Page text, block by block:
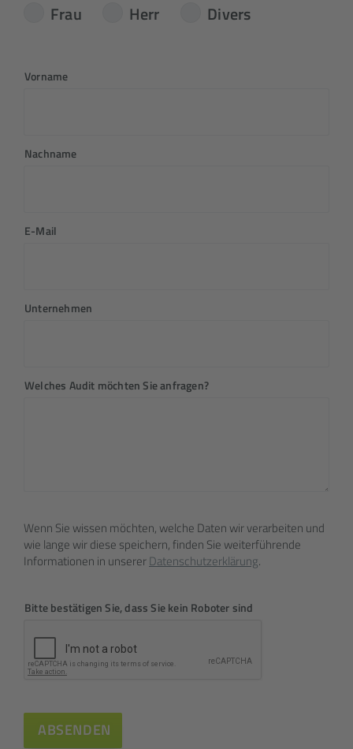
Frau Herr Divers
Vorname
Nachname
E-Mail
Unternehmen
Welches Audit möchten Sie anfragen?
Wenn Sie wissen möchten, welche Daten wir ver­ar­beiten und
wie lange wir diese speichern, finden Sie weiter­führende
Infor­mationen in unsererDaten­schutz­erklärung.
Bitte bestätigen Sie, dass Sie kein Roboter sind